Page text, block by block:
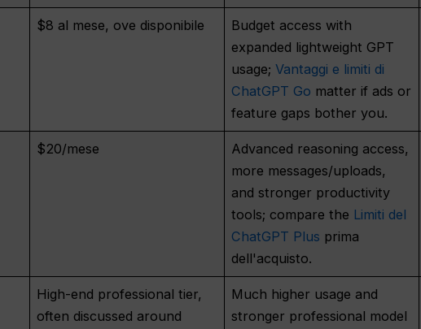
$8 al mese, ove disponibile
Budget access with
expanded lightweight GPT
usage;Vantaggi e limiti di
ChatGPT Go matter if ads or
feature gaps bother you.
$20/mese
Advanced reasoning access,
more messages/uploads,
and stronger productivity
tools; compare the Limiti del
ChatGPT Plus prima
dell'acquisto.
High-end professional tier,
often discussed around
Much higher usage and
stronger professional model